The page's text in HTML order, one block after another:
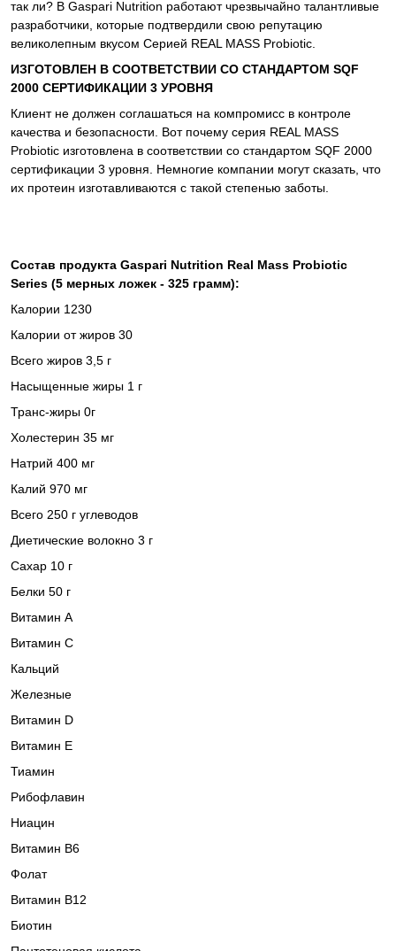
так ли? В Gaspari Nutrition работают чрезвычайно талантливые
разработчики, которые подтвердили свою репутацию
великолепным вкусом Серией REAL MASS Probiotic.
ИЗГОТОВЛЕН В СООТВЕТСТВИИ СО СТАНДАРТОМ SQF
2000 СЕРТИФИКАЦИИ 3 УРОВНЯ
Клиент не должен соглашаться на компромисс в контроле
качества и безопасности. Вот почему серия REAL MASS
Probiotic изготовлена в соответствии со стандартом SQF 2000
сертификации 3 уровня. Немногие компании могут сказать, что
их протеин изготавливаются с такой степенью заботы.
Состав продукта Gaspari Nutrition Real Mass Probiotic
Series (5 мерных ложек - 325 грамм):
Калории 1230
Калории от жиров 30
Всего жиров 3,5 г
Насыщенные жиры 1 г
Транс-жиры 0г
Холестерин 35 мг
Натрий 400 мг
Калий 970 мг
Всего 250 г углеводов
Диетические волокно 3 г
Сахар 10 г
Белки 50 г
Витамин А
Витамин С
Кальций
Железные
Витамин D
Витамин Е
Тиамин
Рибофлавин
Ниацин
Витамин B6
Фолат
Витамин В12
Биотин